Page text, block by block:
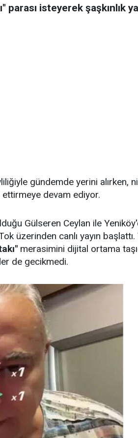
parası isteyerek şaşkınlık
gündemde yerini alırken,
devam ediyor.
Gülseren Ceylan ile
üzerinden canlı yayın
merasimini dijital ortama
de gecikmedi.